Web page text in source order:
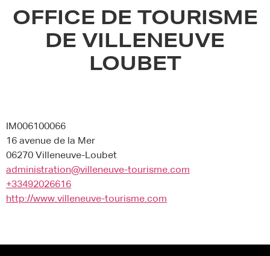
OFFICE DE TOURISME
DE VILLENEUVE
LOUBET
IM006100066
16 avenue de la Mer
06270 Villeneuve-Loubet
administration@villeneuve-tourisme.com
+33492026616
http://www.villeneuve-tourisme.com